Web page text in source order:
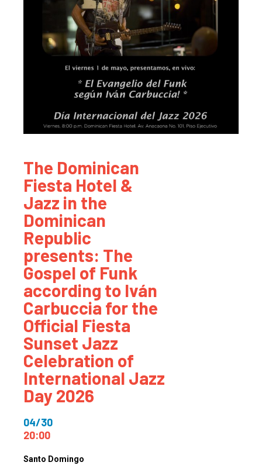
The Dominican
Fiesta Hotel &
Jazz in the
Dominican
Republic
presents: The
Gospel of Funk
according to Iván
Carbuccia for the
Official Fiesta
Sunset Jazz
Celebration of
International Jazz
Day 2026
04/30
20:00
Santo Domingo